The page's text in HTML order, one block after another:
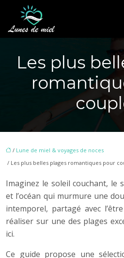
Les plus
/ Lune de miel & voyages de noces
/ Les plus belles plages romantiques pour
Imaginez le soleil couchant, le
et l’océan qui murmure une
intemporel, partagé avec
réaliser sur une des plages
ici.
Ce guide propose une